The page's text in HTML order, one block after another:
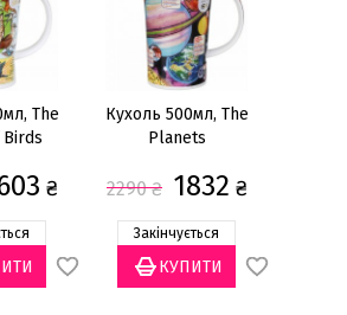
The
₴
Кухоль 500мл, The
Planets
2290₴ 1832 ₴
Закінчується